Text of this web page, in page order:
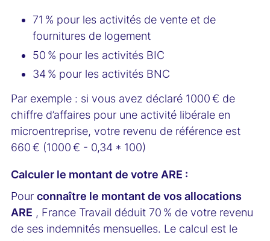
71 % pour les activités de vente et de
fournitures de logement
50 % pour les activités BIC
34 % pour les activités BNC
Par exemple : si vous avez déclaré 1000 € de
chiffre d’affaires pour une activité libérale en
microentreprise, votre revenu de référence est
660 € (1000 € - 0,34 * 100)
Calculer le montant de votre ARE :
Pour connaître le montant de vos allocations
ARE , France Travail déduit 70 % de votre revenu
de ses indemnités mensuelles. Le calcul est le